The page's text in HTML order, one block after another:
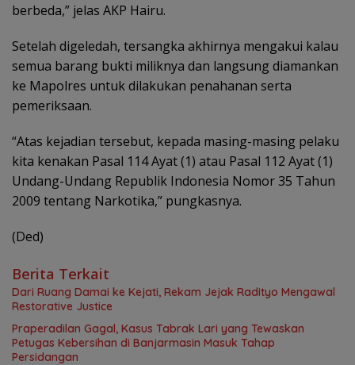
berbeda,” jelas AKP Hairu.
Setelah digeledah, tersangka akhirnya mengakui kalau
semua barang bukti miliknya dan langsung diamankan
ke Mapolres untuk dilakukan penahanan serta
pemeriksaan.
“Atas kejadian tersebut, kepada masing-masing pelaku
kita kenakan Pasal 114 Ayat (1) atau Pasal 112 Ayat (1)
Undang-Undang Republik Indonesia Nomor 35 Tahun
2009 tentang Narkotika,” pungkasnya.
(Ded)
Berita Terkait
Dari Ruang Damai ke Kejati, Rekam Jejak Radityo Mengawal
Restorative Justice
Praperadilan Gagal, Kasus Tabrak Lari yang Tewaskan
Petugas Kebersihan di Banjarmasin Masuk Tahap
Persidangan